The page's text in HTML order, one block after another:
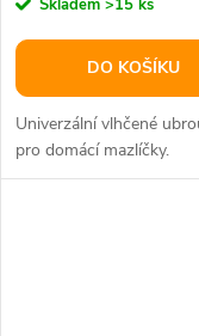
Skladem >15 ks
DO KOŠÍKU
Univerzální vlhčené
pro domácí mazlíčky.